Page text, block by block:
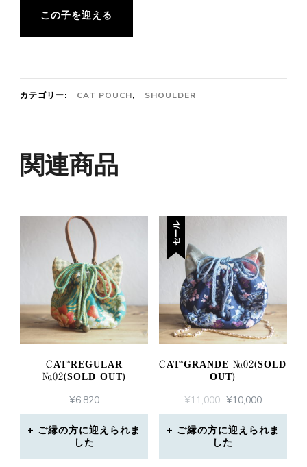
この子を迎える
カテゴリー: CAT POUCH, SHOULDER
関連商品
CAT*REGULAR
№02(SOLD OUT)
¥6,820
ご縁の方に迎えられま
した
セール
CAT*GRANDE №02(SOLD
OUT)
¥11,000 元
の
価
格
は
¥10,000現
在
の
格
ご縁の方に迎えられま
した